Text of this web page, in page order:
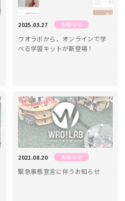
2025.03.27 お知らせ
ワオラボから、オンラインで学
べる学習キットが新登場！
2021.08.20 お知らせ
緊急事態宣言に伴うお知らせ